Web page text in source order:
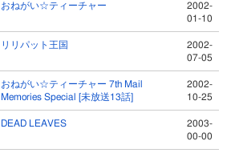
おねがい☆ティーチャー
2002-
01-10
リリパット王国
2002-
07-05
おねがい☆ティーチャー 7th Mail
Memories Special [未放送13話]
2002-
10-25
DEAD LEAVES
2003-
00-00